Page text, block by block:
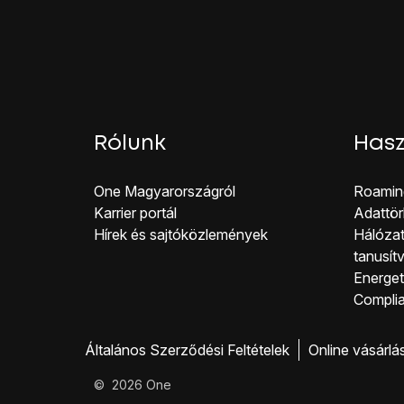
Rólunk
One Magyar országról
Karrier portál
Hírek és sajtóközlemények
Co
Általános Szerződési Feltételek Online
© 2026 One